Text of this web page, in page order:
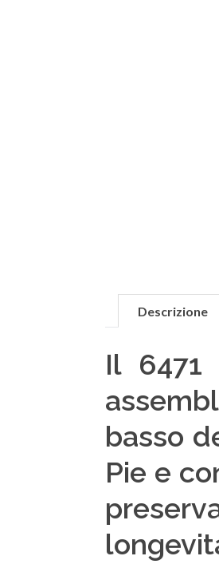
Descrizione
Il 6471
basso
Pie e